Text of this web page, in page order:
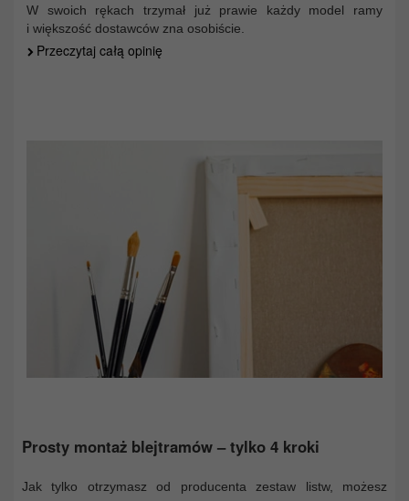
W swoich rękach trzymał już prawie każdy model ramy
i większość dostawców zna osobiście.
Przeczytaj całą opinię
Prosty montaż blejtramów – tylko 4 kroki
Jak tylko otrzymasz od producenta zestaw listw, możesz